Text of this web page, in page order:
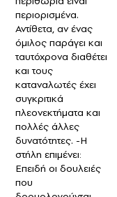
περιορισμένα.
Αντίθετα, αν ένας
όμιλος παράγει και
ταυτόχρονα διαθέτει
και τους
καταναλωτές έχει
συγκριτικά
πλεονεκτήματα και
πολλές άλλες
δυνατότητες. -Η
στήλη επιμένει:
Επειδή οι δουλειές
που